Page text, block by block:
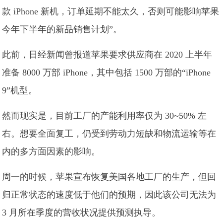
款 iPhone 新机，订单延期不能太久，否则可能影响苹果
今年下半年的新品销售计划”。
此前，日经新闻曾报道苹果要求供应商在 2020 上半年
准备 8000 万部 iPhone，其中包括 1500 万部的“iPhone
9”机型。
然而现实是，目前工厂的产能利用率仅为 30~50% 左
右。想要全面复工，仍受到劳动力短缺和物流运输等在
内的多方面因素的影响。
周一的时候，苹果宣布恢复美国各地工厂的生产，但回
归正常状态的速度低于他们的预期，因此该公司无法为
3 月所在季度的营收状况提供预测执导。